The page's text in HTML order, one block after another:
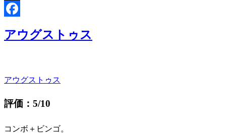
Threads
アウグストゥス
アウグストゥス
評価：5/10
コンボ＋ビンゴ。